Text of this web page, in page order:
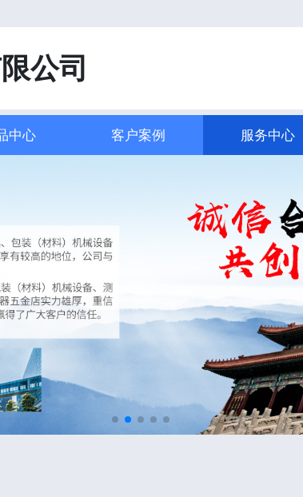
公司
中心 客户案例 服务中心